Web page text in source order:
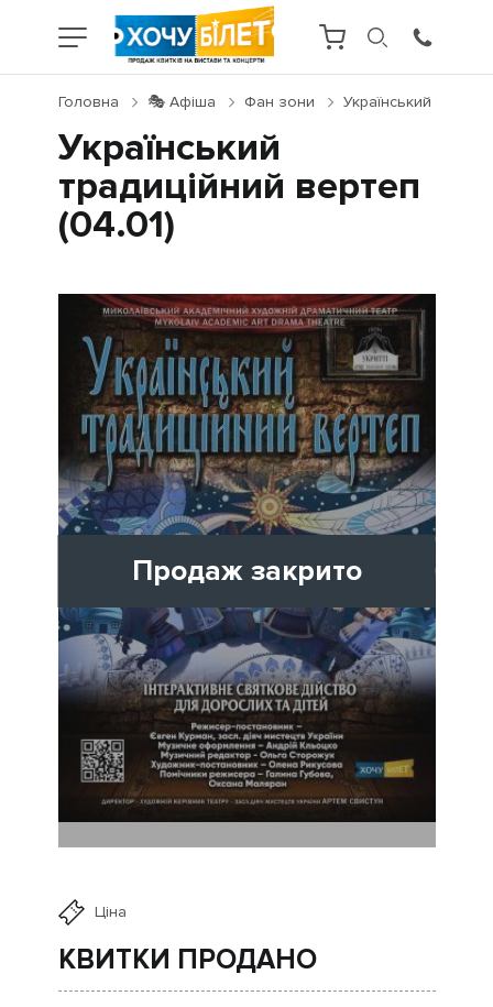
Головна 🎭 Афіша Фан зони Український
Український
традиційний вертеп
(04.01)
Продаж закрито
Ціна
КВИТКИ ПРОДАНО